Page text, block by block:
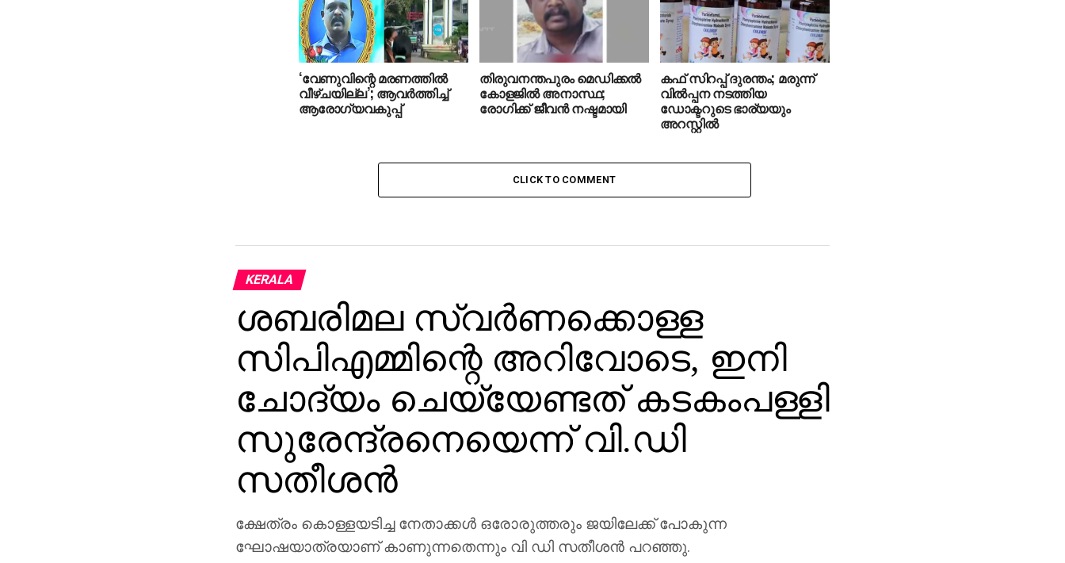
‘വേണുവിന്റെ മരണത്തില്‍
വീഴ്ചയില്ല’; ആവര്‍ത്തിച്ച്
ആരോഗ്യവകുപ്പ്
തിരുവനന്തപുരം മെഡിക്കല്‍
കോളജില്‍ അനാസ്ഥ;
രോഗിക്ക് ജീവന്‍ നഷ്ടമായി
കഫ് സിറപ്പ് ദുരന്തം; മരുന്ന്
വില്‍പ്പന നടത്തിയ
ഡോക്ടറുടെ ഭാര്യയും
അറസ്റ്റില്‍
CLICK TO COMMENT
KERALA
ശബരിമല സ്വര്‍ണക്കൊള്ള
സിപിഎമ്മിന്റെ അറിവോടെ, ഇനി
ചോദ്യം ചെയ്യേണ്ടത് കടകംപള്ളി
സുരേന്ദ്രനെയെന്ന് വി.ഡി
സതീശന്‍
ക്ഷേത്രം കൊള്ളയടിച്ച നേതാക്കള്‍ ഒരോരുത്തരും ജയിലേക്ക് പോകുന്ന
ഘോഷയാത്രയാണ് കാണുന്നതെന്നും വി ഡി സതീശന്‍ പറഞ്ഞു.